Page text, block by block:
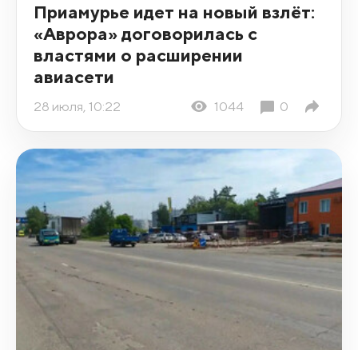
Приамурье идет на новый взлёт:
«Аврора» договорилась с
властями о расширении
авиасети
28 июля, 10:22 1044 0